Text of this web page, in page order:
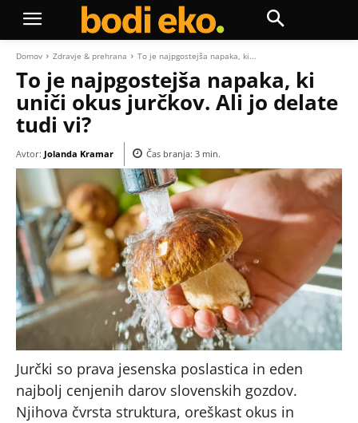
Domov Zdravje & prehrana To je najpgostejša napaka, ki...
To je najpgostejša napaka, ki
uniči okus jurčkov. Ali jo delate
tudi vi?
Avtor: Jolanda Kramar Čas branja: 3 min.
Jurčki so prava jesenska poslastica in eden
najbolj cenjenih darov slovenskih gozdov.
Njihova čvrsta struktura, oreškast okus in